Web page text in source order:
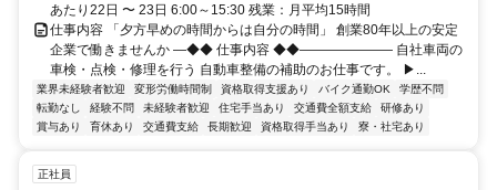
あたり22日 〜 23日 6:00～15:30 残業：月平均15時間
仕事内容 「夕方早めの時間からは自分の時間」 創業80年以上の安定
企業で働きませんか ―◆◆ 仕事内容 ◆◆――――――― 自社車両の
車検・点検・修理を行う 自動車整備の補助のお仕事です。 ▶...
業界未経験者歓迎 変形労働時間制 資格取得支援あり バイク通勤OK
学歴不問
転勤なし
経験不問 未経験者歓迎 住宅手当あり 交通費全額支給
研修あり
賞与あり
育休あり 交通費支給 長期歓迎 資格取得手当あり 寮・社宅あり
正社員